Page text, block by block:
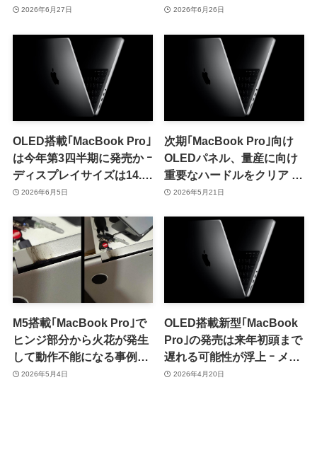
2026年6月27日
｢MacBook Pro｣の整備済
2026年6月26日
OLED搭載｢MacBook Pro｣
は今年第3四半期に発売か ｰ
ディスプレイサイズは14.3
インチと16.3インチとの情
2026年6月5日
次期｢MacBook Pro｣向け
OLEDパネル、量産に向け
重要なハードルをクリア ｰ
早ければ来月より量産出荷
2026年5月21日
M5搭載｢MacBook Pro｣で
ヒンジ部分から火花が発生
して動作不能になる事例が
報告される
2026年5月4日
OLED搭載新型｢MacBook
Pro｣の発売は来年初頭まで
遅れる可能性が浮上 ｰ メモ
リ供給不足が影響
2026年4月20日